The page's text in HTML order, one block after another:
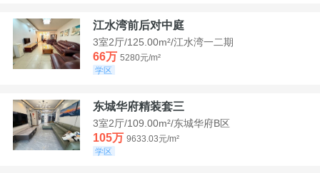
江水湾前后对中庭
3室2厅/125.00m²/江水湾一二期
66万 5280元/m²
学区
东城华府精装套三
3室2厅/109.00m²/东城华府B区
105万 9633.03元/m²
学区